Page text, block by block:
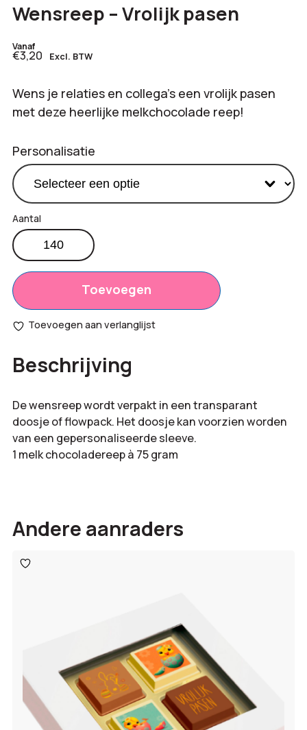
Wensreep – Vrolijk pasen
Vanaf
€3,20 Excl. BTW
Wens je relaties en collega’s een vrolijk pasen
met deze heerlijke melkchocolade reep!
Personalisatie
Productprijs:
Totaal
opties:
€0,00
totaal:
Wensreep
-
Vrolijk
pasen
aantal
Toevoegen
Toevoegen aan verlanglijst
Beschrijving
De wensreep wordt verpakt in een transparant
doosje of flowpack. Het doosje kan voorzien worden
van een gepersonaliseerde sleeve.
1 melk chocoladereep à 75 gram
Andere aanraders
Toevoegen
aan